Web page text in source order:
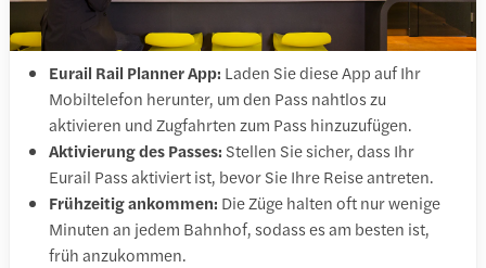
Eurail Rail Planner App: Laden Sie diese App auf Ihr
Mobiltelefon herunter, um den Pass nahtlos zu
aktivieren und Zugfahrten zum Pass hinzuzufügen.
Aktivierung des Passes: Stellen Sie sicher, dass Ihr
Eurail Pass aktiviert ist, bevor Sie Ihre Reise antreten.
Frühzeitig ankommen: Die Züge halten oft nur wenige
Minuten an jedem Bahnhof, sodass es am besten ist,
früh anzukommen.